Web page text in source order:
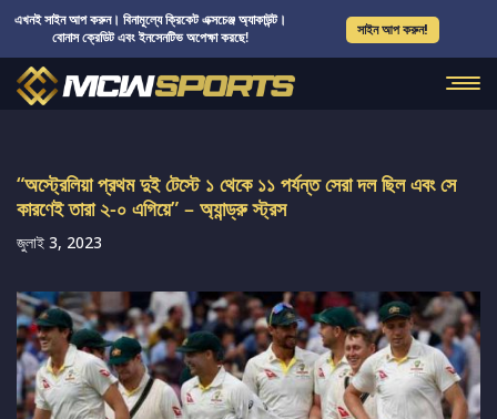
এখনই সাইন আপ করুন। বিনামূল্যে ক্রিকেট এক্সচেঞ্জ অ্যাকাউন্ট।
বোনাস ক্রেডিট এবং ইনসেনটিভ অপেক্ষা করছে!
সাইন আপ করুন!
“অস্ট্রেলিয়া প্রথম দুই টেস্টে ১ থেকে ১১ পর্যন্ত সেরা দল ছিল এবং সে
কারণেই তারা ২-০ এগিয়ে” – অ্যান্ড্রু স্ট্রস
জুলাই 3, 2023